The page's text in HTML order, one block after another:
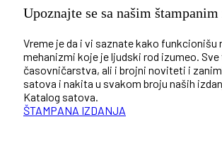
Upoznajte se sa našim
Vreme je da i vi saznate kako funkcionišu
mehanizmi koje je ljudski rod izumeo.
časovničarstva, ali i brojni noviteti i
satova i nakita u svakom broju naših
Katalog satova.
ŠTAMPANA IZDANJA